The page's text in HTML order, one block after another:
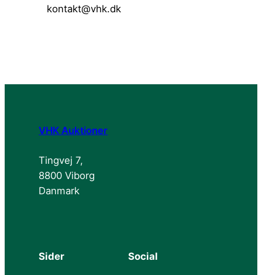
kontakt@vhk.dk
VHK Auktioner
Tingvej 7,
8800 Viborg
Danmark
Sider Social